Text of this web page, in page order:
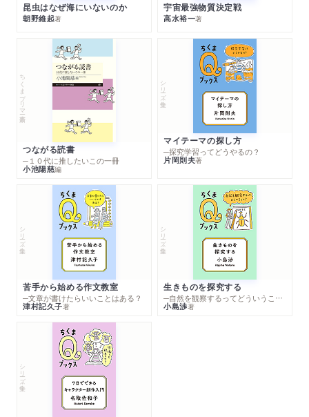
昆虫はなぜ海にいないのか
朝野維起著
宇宙最強物質決定戦
高水裕一著
ちくまプリマー新書
つながる読書
─１０代に推したいこの一冊
小池陽慈編
シリーズ・全集
マイテーマの探し方
─探究学習ってどうやるの？
片岡則夫著
シリーズ・全集
苦手から始める作文教室
─文章が書けたらいいことはある？
津村記久子著
シリーズ・全集
生きものを探究する
─自然を観察するってどういうこと？
小島渉著
シリーズ・全集